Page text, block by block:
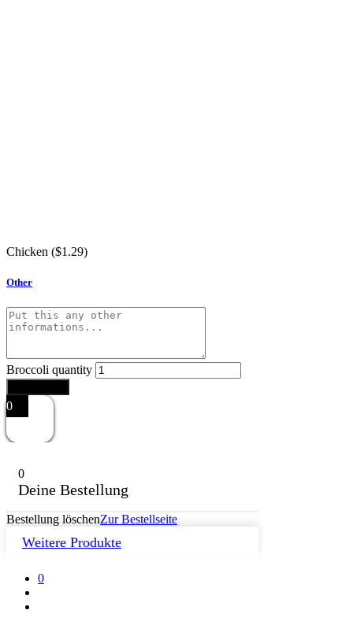
Chicken ($1.29)
Other
Broccoli quantity
0
0
Deine Bestellung
Bestellung löschenZur Bestellseite
Weitere Produkte
0